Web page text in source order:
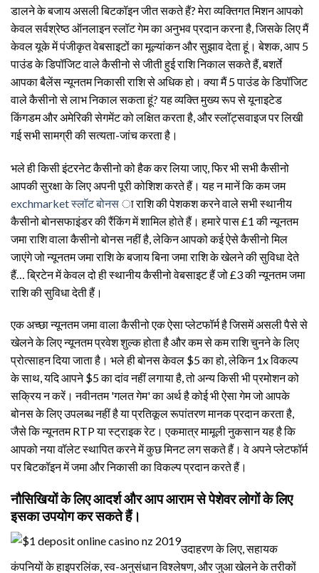
डालने के बजाय असली बिटकॉइन जीत सकते हैं? मेरा व्यक्तिगत मिशन आपको
केवल सर्वश्रेष्ठ ऑनलाइन स्लॉट गेम का अनुभव प्रदान करना है, जिसके लिए मैं
केवल यूके में पंजीकृत वेबसाइटों का मूल्यांकन और सुझाव देता हूं। बेशक, आप 5
पाउंड के डिपॉजिट वाले कैसीनो से जीती हुई राशि निकाल सकते हैं, बशर्ते
आपका बैलेंस न्यूनतम निकासी राशि से अधिक हो। क्या मैं 5 पाउंड के डिपॉजिट
वाले कैसीनो से लाभ निकाल सकता हूं? यह व्यक्ति मुख्य रूप से यूनाइटेड
किंगडम और अमेरिकी सेगमेंट को लक्षित करता है, और स्लॉट्सवाइज पर लिखी
गई सभी सामग्री की सत्यता-जांच करता है।
भले ही किसी इंटरनेट कैसीनो को हैक कर लिया जाए, फिर भी सभी कैसीनो
आपकी सुरक्षा के लिए अपनी पूरी कोशिश करते हैं। यह न मानें कि कम जम
exchmarket स्लॉट बोनस ा राशि की पेशकश करने वाले सभी स्थानीय
कैसीनो बोनसफाइंडर की रैंकिंग में शामिल होते हैं। हमारे पास £1 की न्यूनतम
जमा राशि वाला कैसीनो बोनस नहीं है, लेकिन आपको कई ऐसे कैसीनो मिल
जाएंगे जो न्यूनतम जमा राशि के बजाय बिना जमा राशि के खेलने की सुविधा देते
हैं… ब्रिटेन में केवल दो ही स्थानीय कैसीनो वेबसाइट हैं जो £3 की न्यूनतम जमा
राशि की सुविधा देती हैं।
एक अच्छा न्यूनतम जमा वाला कैसीनो एक ऐसा प्लेटफॉर्म है जिसमें असली पैसे से
खेलने के लिए न्यूनतम प्रवेश शुल्क होता है और कम से कम राशि चुनने के लिए
प्रोत्साहन दिया जाता है। भले ही बोनस केवल $5 का हो, लेकिन 1x विकल्प
के साथ, यदि आपने $5 का दांव नहीं लगाया है, तो अन्य किसी भी प्रमोशन को
सक्रिय न करें। नवीनतम 'गलत गेम' का अर्थ है कोई भी ऐसा गेम जो आपके
बोनस के लिए उपलब्ध नहीं है या प्रतिकूल रूपांतरण मानक प्रदान करता है,
जैसे कि न्यूनतम RTP या स्ट्राइक रेट। एकमात्र मामूली नुकसान यह है कि
आपको नया वॉलेट स्थापित करने में कुछ मिनट लग सकते हैं। वे अपने प्लेटफॉर्म
पर बिटकॉइन में जमा और निकासी का विकल्प प्रदान करते हैं।
नौसिखियों के लिए आदर्श और आप आराम से पेशेवर लोगों के लिए
इसका उपयोग कर सकते हैं।
उदाहरण के लिए, सहायक
कंपनियों के हाइपरलिंक, स्व-अनुसंधान विश्लेषण, और जुआ खेलने के तरीकों